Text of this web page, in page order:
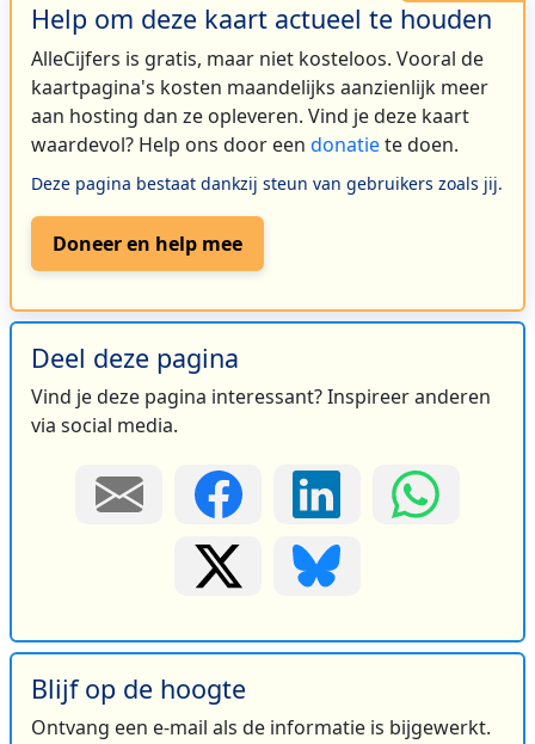
Help om deze kaart actueel te houden
AlleCijfers is gratis, maar niet kosteloos. Vooral de
kaartpagina's kosten maandelijks aanzienlijk meer
aan hosting dan ze opleveren. Vind je deze kaart
waardevol? Help ons door een donatiete doen.
Deze pagina bestaat dankzij steun van gebruikers zoals jij.
Doneer en help mee
Deel deze pagina
Vind je deze pagina interessant? Inspireer anderen
via social media.
Blijf op de hoogte
Ontvang een e-mail als de informatie is bijgewerkt.